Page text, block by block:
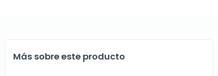
Más sobre este producto